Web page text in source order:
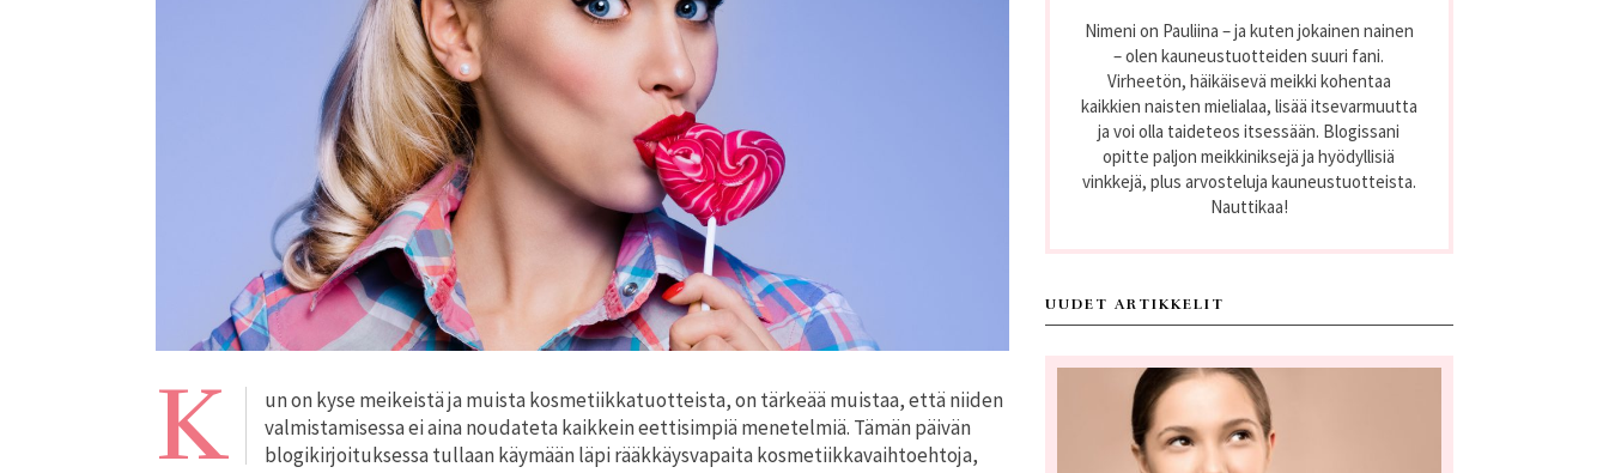
K
un on kyse meikeistä ja muista kosmetiikkatuotteista, on tärkeää muistaa, että niiden
valmistamisessa ei aina noudateta kaikkein eettisimpiä menetelmiä. Tämän päivän
blogikirjoituksessa tullaan käymään läpi rääkkäysvapaita kosmetiikkavaihtoehtoja,
Nimeni on Pauliina – ja kuten jokainen nainen
– olen kauneustuotteiden suuri fani.
Virheetön, häikäisevä meikki kohentaa
kaikkien naisten mielialaa, lisää itsevarmuutta
ja voi olla taideteos itsessään. Blogissani
opitte paljon meikkiniksejä ja hyödyllisiä
vinkkejä, plus arvosteluja kauneustuotteista.
Nauttikaa!
UUDET ARTIKKELIT